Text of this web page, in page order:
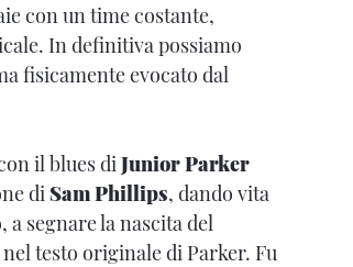
con un time costante,
In definitiva possiamo
fisicamente evocato dal
il blues di Junior Parker
di Sam Phillips, dando vita
segnare la nascita del
testo originale di Parker. Fu